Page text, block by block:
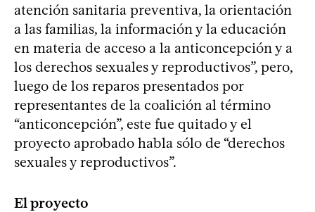
atención sanitaria preventiva, la orientación
a las familias, la información y la educación
en materia de acceso a la anticoncepción y a
los derechos sexuales y reproductivos”, pero,
luego de los reparos presentados por
representantes de la coalición al término
“anticoncepción”, este fue quitado y el
proyecto aprobado habla sólo de “derechos
sexuales y reproductivos”.
El proyecto